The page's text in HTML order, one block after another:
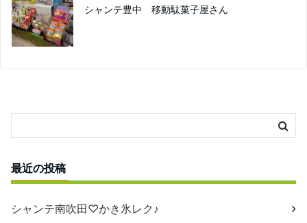
シャンテ豊中 移動駄菓子屋さん
最近の投稿
シャンテ南吹田♡かき氷レク♪